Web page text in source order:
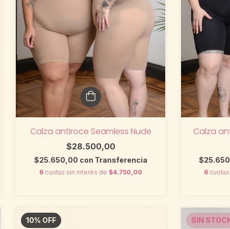
Calza antiroce Seamless Nude
$28.500,00
$25.650,00 con Transferencia
6 cuotas sin interés de $4.750,00
Calza
6
10% OFF SIN